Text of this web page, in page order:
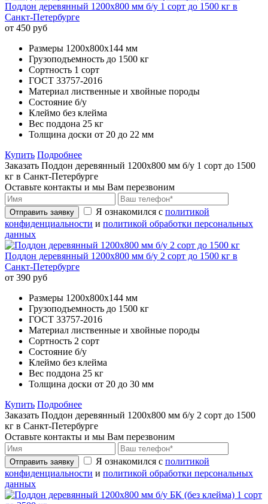
Поддон деревянный 1200х800 мм б/у 1 сорт до 1500 кг в
Санкт-Петербурге
от 450 руб
Размеры 1200х800х144 мм
Грузоподъемность до 1500 кг
Сортность 1 сорт
ГОСТ 33757-2016
Материал лиственные и хвойные породы
Состояние б/у
Клеймо без клейма
Вес поддона 25 кг
Толщина доски от 20 до 22 мм
Купить Подробнее
Заказать Поддон деревянный 1200х800 мм б/у 1 сорт до 1500
кг в Санкт-Петербурге
Оставьте контакты и мы Вам перезвоним
Отправить заявку Я ознакомился с политикой
конфиденциальности и политикой обработки персональных
данных
Поддон деревянный 1200х800 мм б/у 2 сорт до 1500 кг в
Санкт-Петербурге
от 390 руб
Размеры 1200х800х144 мм
Грузоподъемность до 1500 кг
ГОСТ 33757-2016
Материал лиственные и хвойные породы
Сортность 2 сорт
Состояние б/у
Клеймо без клейма
Вес поддона 25 кг
Толщина доски от 20 до 30 мм
Купить Подробнее
Заказать Поддон деревянный 1200х800 мм б/у 2 сорт до 1500
кг в Санкт-Петербурге
Оставьте контакты и мы Вам перезвоним
Отправить заявку Я ознакомился с политикой
конфиденциальности и политикой обработки персональных
данных